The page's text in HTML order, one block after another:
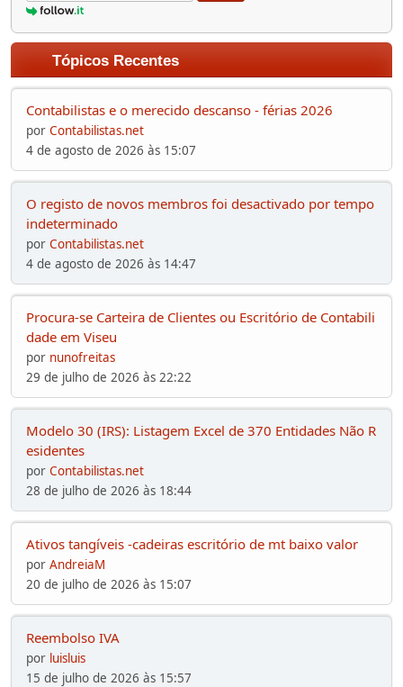
Tópicos Recentes
Contabilistas e o merecido descanso - férias 2026
por Contabilistas.net
4 de agosto de 2026 às 15:07
O registo de novos membros foi desactivado por tempo
indeterminado
por Contabilistas.net
4 de agosto de 2026 às 14:47
Procura-se Carteira de Clientes ou Escritório de Contabili
dade em Viseu
por nunofreitas
29 de julho de 2026 às 22:22
Modelo 30 (IRS): Listagem Excel de 370 Entidades Não R
esidentes
por Contabilistas.net
28 de julho de 2026 às 18:44
Ativos tangíveis -cadeiras escritório de mt baixo valor
por AndreiaM
20 de julho de 2026 às 15:07
Reembolso IVA
por luisluis
15 de julho de 2026 às 15:57